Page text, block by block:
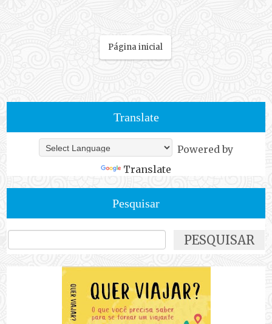
Página inicial
Translate
Powered by
Translate
Pesquisar